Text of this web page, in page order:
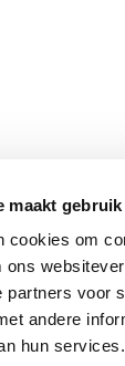
maakt
cookies om
ons
partners voor
andere
hun